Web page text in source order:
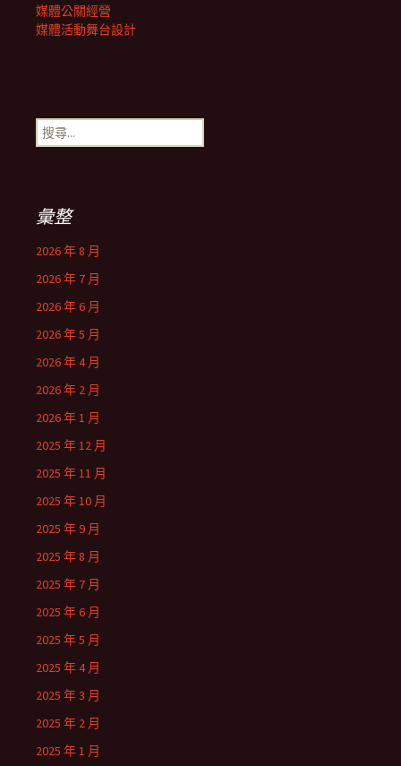
媒體公關經營
媒體活動舞台設計
搜
尋
彙整
2026 年 8 月
2026 年 7 月
2026 年 6 月
2026 年 5 月
2026 年 4 月
2026 年 2 月
2026 年 1 月
2025 年 12 月
2025 年 11 月
2025 年 10 月
2025 年 9 月
2025 年 8 月
2025 年 7 月
2025 年 6 月
2025 年 5 月
2025 年 4 月
2025 年 3 月
2025 年 2 月
2025 年 1 月